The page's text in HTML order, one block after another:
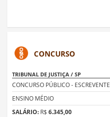
CONCURSO
TRIBUNAL DE JUSTIÇA / SP
CONCURSO PÚBLICO - ESCREVENTE
ENSINO MÉDIO
SALÁRIO: R$ 6.345,00